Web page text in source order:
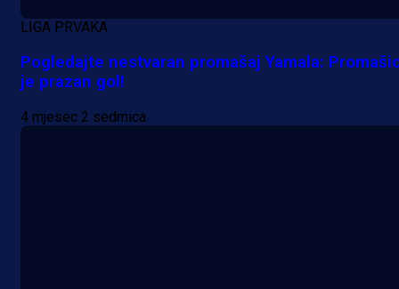
LIGA PRVAKA
Pogledajte nestvaran promašaj Yamala:
je prazan gol!
4 mjesec 2 sedmica